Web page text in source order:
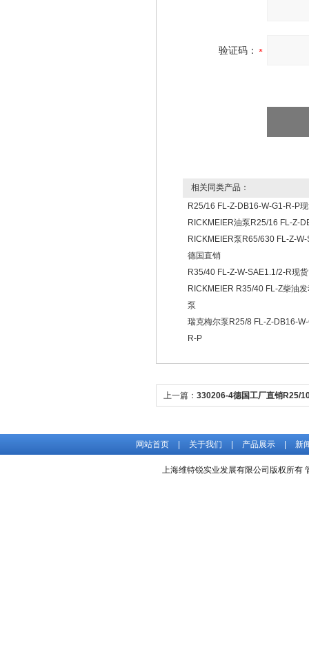
验证码：
相关同类产品：
R25/16 FL-Z-DB16-W-G1-R-P
RICKMEIER油泵R25/16 FL-Z-
RICKMEIER泵R65/630 FL-Z-
德国直销
R35/40 FL-Z-W-SAE1.1/2-R现货
RICKMEIER R35/40 FL-Z柴油
泵
瑞克梅尔泵R25/8 FL-Z-DB16-
R-P
上一篇： 330206-4德国工厂直销R25/
网站首页 关于我们 产品展示 新
上海维特锐实业发展有限公司版权所有